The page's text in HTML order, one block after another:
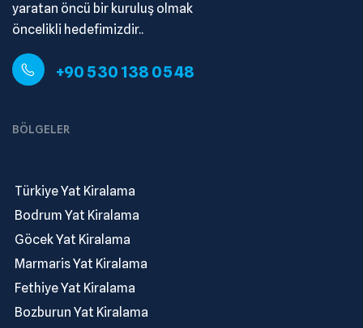
yaratan öncü bir kuruluş olmak
öncelikli hedefimizdir..
+90 530 138 05 48
BÖLGELER
Türkiye Yat Kiralama
Bodrum Yat Kiralama
Göcek Yat Kiralama
Marmaris Yat Kiralama
Fethiye Yat Kiralama
Bozburun Yat Kiralama